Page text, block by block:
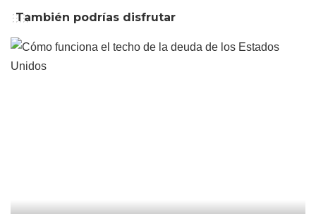
También podrías disfrutar